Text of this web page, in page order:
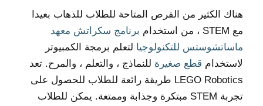
هناك الكثير من الفرص المتاحة للطلاب للذهاب بعيدا
مع STEM ، من استخدام
برنامج سكراتش معهد
ماساتشوستس للتكنولوجيا لتعلم برمجة الكمبيوتر
لاستخدام قطع صغيرة للنماذج ، والتعلم ، والمرح. تعد
LEGO Robotics طريقة رائعة للطلاب للحصول على
تجربة STEM مبتكرة وجذابة وممتعة. يمكن للطلاب